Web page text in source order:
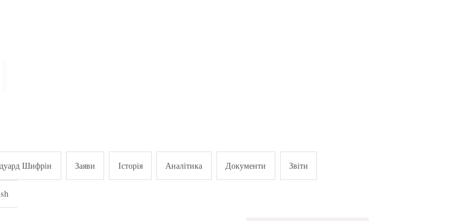
Шифрін Заяви Історія Аналітика Документи Звіти